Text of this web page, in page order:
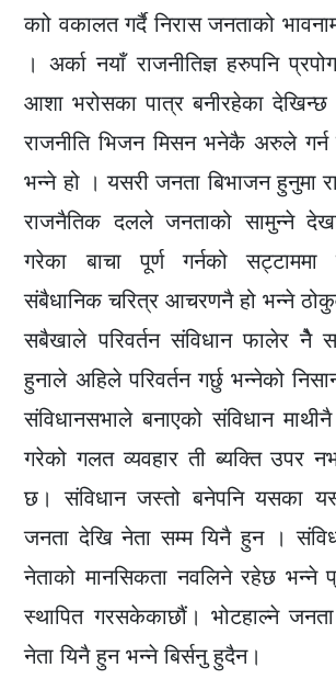
काो वकालत गर्दै निरास जनताको
। अर्का नयाँ राजनीतिज्ञ हरुपनि
आशा भरोसका पात्र बनीरहेका
राजनीति भिजन मिसन भनेकै अरुले गर्न
भन्ने हो । यसरी जनता बिभाजन हुनुमा
राजनैतिक दलले जनताको सामुन्ने
गरेका बाचा पूर्ण गर्नको सट्टाममा
संबैधानिक चरित्र आचरणनै हो भन्ने
सबैखाले परिवर्तन संविधान फालेर नैे
हुनाले अहिले परिवर्तन गर्छु भन्नेको
संविधानसभाले बनाएको संविधान
गरेको गलत व्यवहार ती ब्यक्ति उपर
छ। संविधान जस्तो बनेपनि यसका
जनता देखि नेता सम्म यिनै हुन ।
नेताको मानसिकता नवलिने रहेछ भन्ने
स्थापित गरसकेकाछौं। भोटहाल्ने
नेता यिनै हुन भन्ने बिर्सनु हुदैन।